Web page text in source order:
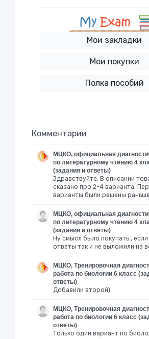
Мои закладки
Мои покупки
Полка пособий
Комментарии
МЦКО, официальная
по литературному чтению 4
(задания и ответы)
Здравствуйте. В описании
сказано про 2-4 варианта.
варианты были решены раньше
МЦКО, официальная
по литературному чтению 4
(задания и ответы)
Ну смысл было покупать ,
ответы так и не выложили на
МЦКО, Тренировочная
работа по биологии 6 класс
ответы)
Добавили второй)
МЦКО, Тренировочная
работа по биологии 6 класс
ответы)
Только один вариант по